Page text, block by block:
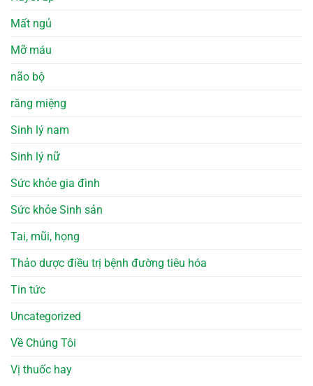
Mất ngủ
Mỡ máu
não bộ
răng miệng
Sinh lý nam
Sinh lý nữ
Sức khỏe gia đình
Sức khỏe Sinh sản
Tai, mũi, họng
Thảo dược điều trị bệnh đường tiêu hóa
Tin tức
Uncategorized
Về Chúng Tôi
Vị thuốc hay